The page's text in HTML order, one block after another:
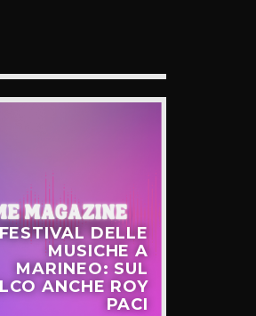
DELLE
MUSICHE A
MARINEO: SUL
ANCHE ROY
PACI